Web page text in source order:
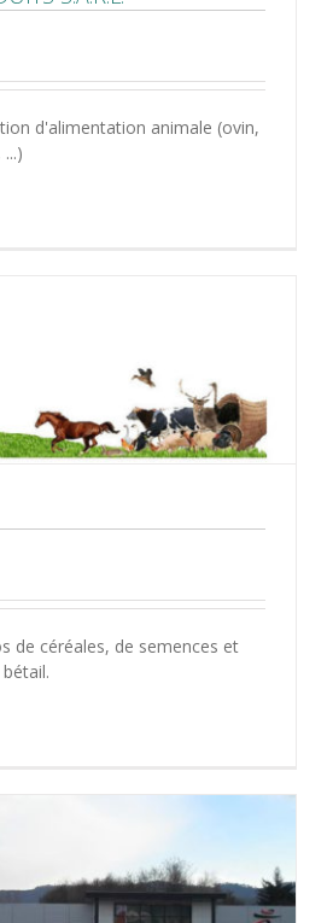
d'alimentation animale (ovin,
de céréales, de semences et